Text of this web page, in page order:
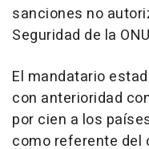
sanciones no
Seguridad de la
El mandatario
con anterioridad
por cien a los
como referente del